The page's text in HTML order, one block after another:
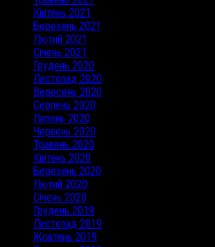
Квітень 2021
Березень 2021
Лютий 2021
Січень 2021
Грудень 2020
Листопад 2020
Вересень 2020
Серпень 2020
Липень 2020
Червень 2020
Травень 2020
Квітень 2020
Березень 2020
Лютий 2020
Січень 2020
Грудень 2019
Листопад 2019
Жовтень 2019